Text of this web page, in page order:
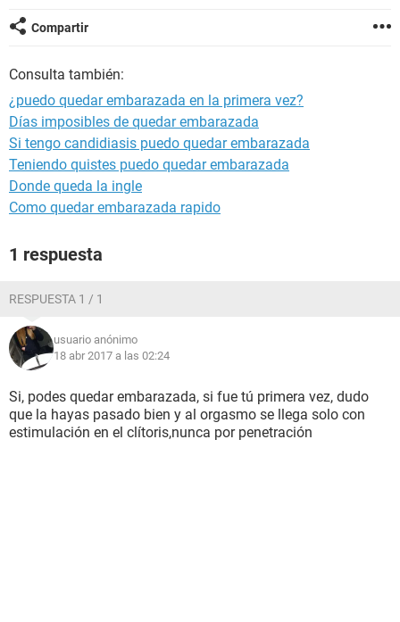
Compartir
Consulta también:
¿puedo quedar embarazada en la primera vez?
Días imposibles de quedar embarazada
Si tengo candidiasis puedo quedar embarazada
Teniendo quistes puedo quedar embarazada
Donde queda la ingle
Como quedar embarazada rapido
1 respuesta
RESPUESTA 1 / 1
usuario anónimo
18 abr 2017 a las 02:24
Si, podes quedar embarazada, si fue tú primera vez, dudo
que la hayas pasado bien y al orgasmo se llega solo con
estimulación en el clítoris,nunca por penetración